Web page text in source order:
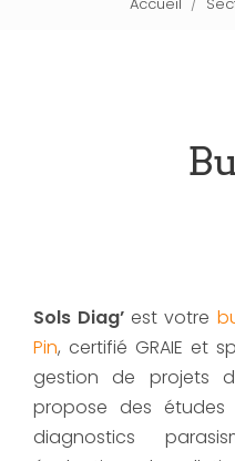
Sols Diag’ est votre
Pin, certifié GRAIE et
gestion de projets
propose des
diagnostics